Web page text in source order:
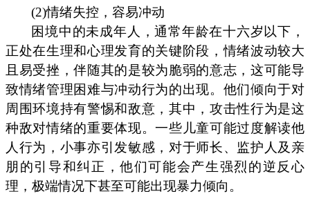
(2)情绪失控，容易冲动
困境中的未成年人，通常年龄在十六岁以下，
正处在生理和心理发育的关键阶段，情绪波动较大
且易受挫，伴随其的是较为脆弱的意志，这可能导
致情绪管理困难与冲动行为的出现。他们倾向于对
周围环境持有警惕和敌意，其中，攻击性行为是这
种敌对情绪的重要体现。一些儿童可能过度解读他
人行为，小事亦引发敏感，对于师长、监护人及亲
朋的引导和纠正，他们可能会产生强烈的逆反心
理，极端情况下甚至可能出现暴力倾向。